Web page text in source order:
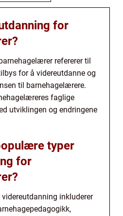
for
refererer til
for å videreutdanne og
til barnehagelærere.
faglige
utviklingen og endringene
typer
for
inkluderer